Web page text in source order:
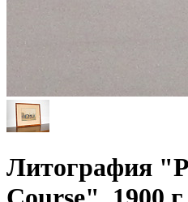
Литография